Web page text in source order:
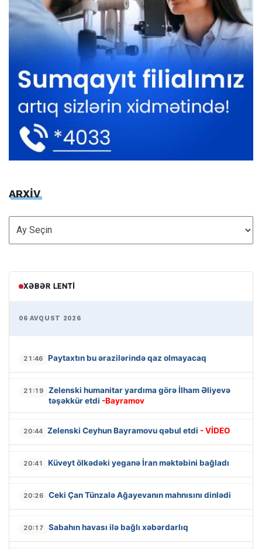
ARXİV
ARXİV
XƏBƏR LENTI
06 AVQUST 2026
21:46 Paytaxtın bu ərazilərində qaz olmayacaq
21:19
Zelenski humanitar yardıma görə İlham Əliyevə
təşəkkür etdi -Bayramov
20:44 Zelenski Ceyhun Bayramovu qəbul etdi - VİDEO
20:41 Küveyt ölkədəki yeganə İran məktəbini bağladı
20:26 Ceki Çan Tünzalə Ağayevanın mahnısını dinlədi
20:17 Sabahın havası ilə bağlı xəbərdarlıq